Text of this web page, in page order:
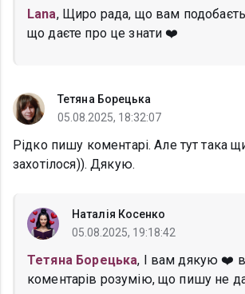
Lana, Щиро рада, що вам
що даєте про це знати ❤️
Тетяна Борецька
05.08.2025, 18:32:07
Рідко пишу коментарі. Але тут така
захотілося)). Дякую.
Наталія Косенко
05.08.2025, 19:18:42
Тетяна Борецька, І вам дякую ❤️
коментарів розумію, що пишу не